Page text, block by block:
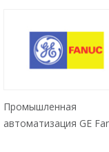
Промышленная
автоматизация GE